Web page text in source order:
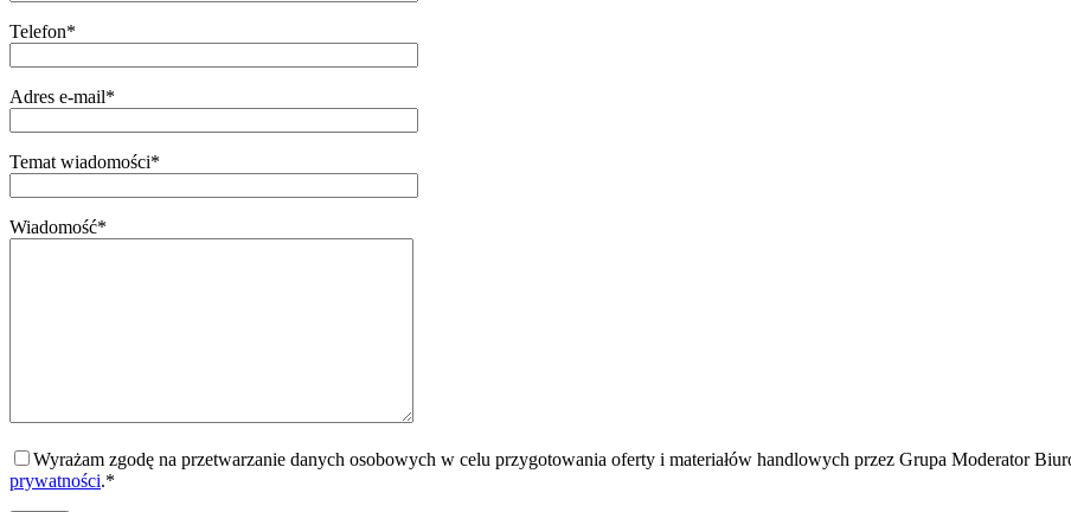
Telefon*
Adres e-mail*
Temat wiadomości*
Wiadomość*
Wyrażam zgodę na przetwarzanie danych osobowych w celu przygotowania oferty i materiałów handlowych przez Grupa Moderator
prywatności.*